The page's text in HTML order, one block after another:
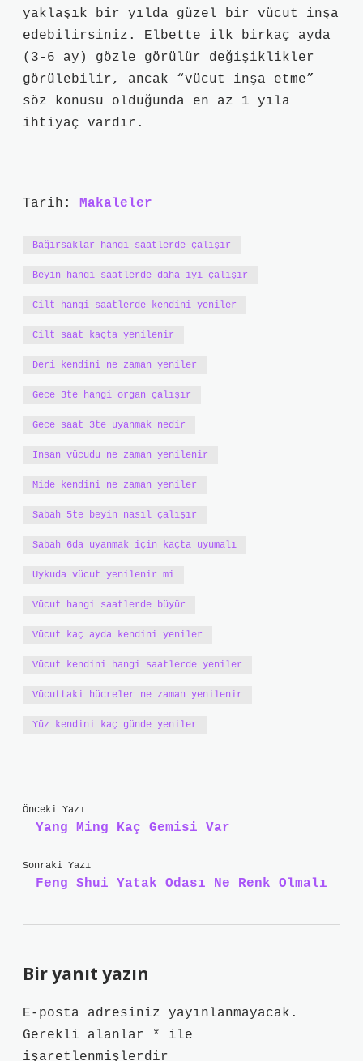
yaklaşık bir yılda güzel bir vücut inşa
edebilirsiniz. Elbette ilk birkaç ayda
(3-6 ay) gözle görülür değişiklikler
görülebilir, ancak “vücut inşa etme”
söz konusu olduğunda en az 1 yıla
ihtiyaç vardır.
Tarih: Makaleler
Bağırsaklar hangi saatlerde çalışır
Beyin hangi saatlerde daha iyi çalışır
Cilt hangi saatlerde kendini yeniler
Cilt saat kaçta yenilenir
Deri kendini ne zaman yeniler
Gece 3te hangi organ çalışır
Gece saat 3te uyanmak nedir
İnsan vücudu ne zaman yenilenir
Mide kendini ne zaman yeniler
Sabah 5te beyin nasıl çalışır
Sabah 6da uyanmak için kaçta uyumalı
Uykuda vücut yenilenir mi
Vücut hangi saatlerde büyür
Vücut kaç ayda kendini yeniler
Vücut kendini hangi saatlerde yeniler
Vücuttaki hücreler ne zaman yenilenir
Yüz kendini kaç günde yeniler
Önceki Yazı
Yang Ming Kaç Gemisi Var
Sonraki Yazı
Feng Shui Yatak Odası Ne Renk Olmalı
Bir yanıt yazın
E-posta adresiniz yayınlanmayacak.
Gerekli alanlar
*
ile
işaretlenmişlerdir